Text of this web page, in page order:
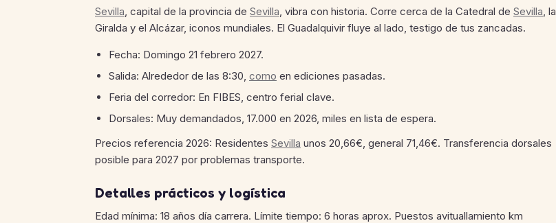
Sevilla, capital de la provincia de Sevilla, vibra con historia. Corre cerca de la Catedral de Sevilla, la
Giralda y el Alcázar, iconos mundiales. El Guadalquivir fluye al lado, testigo de tus zancadas.
Fecha: Domingo 21 febrero 2027.
Salida: Alrededor de las 8:30, como en ediciones pasadas.
Feria del corredor: En FIBES, centro ferial clave.
Dorsales: Muy demandados, 17.000 en 2026, miles en lista de espera.
Precios referencia 2026: Residentes Sevilla unos 20,66€, general 71,46€. Transferencia dorsales
posible para 2027 por problemas transporte.
Detalles prácticos y logística
Edad mínima: 18 años día carrera. Límite tiempo: 6 horas aprox. Puestos avituallamiento km